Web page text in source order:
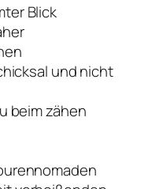
Blick
und nicht
beim zähen